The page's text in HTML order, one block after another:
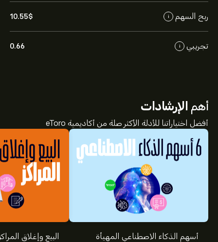
ربح السهم i
10.55‎$‎
تجريبي i
0.66
أهم الإرشادات
أفضل اختياراتنا للأدلة الأكثر صلة من أكاديمية eToro
أسهم الذكاء الاصطناعي المهيأة
البيع وإغلاق